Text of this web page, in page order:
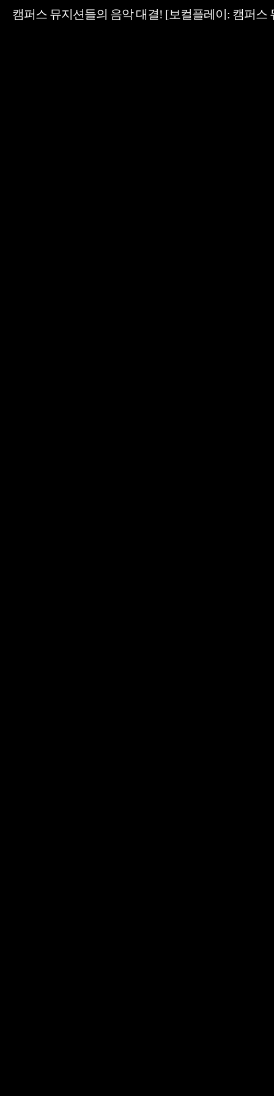
캠퍼스 뮤지션들의 음악 대결! [보컬플레이: 캠퍼스